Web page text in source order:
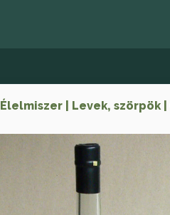
Élelmiszer Levek, szörpök